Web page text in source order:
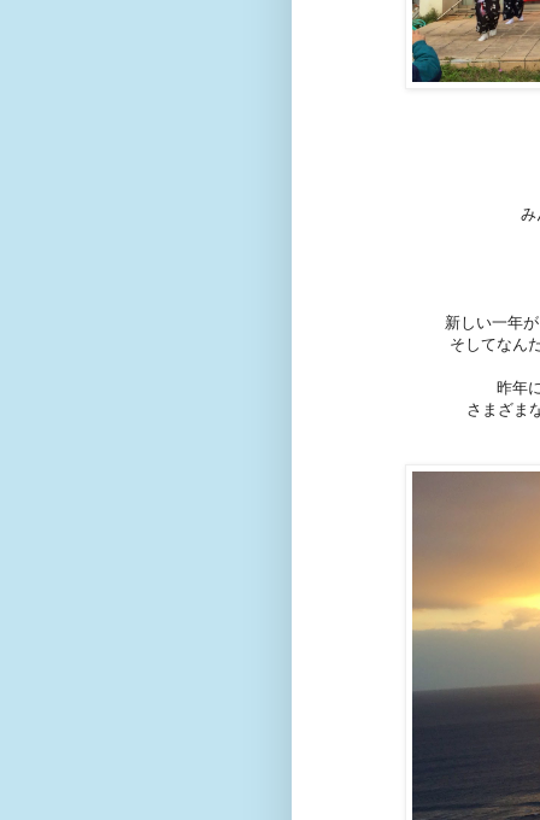
み
新しい一年
そしてなん
昨年
さまざま